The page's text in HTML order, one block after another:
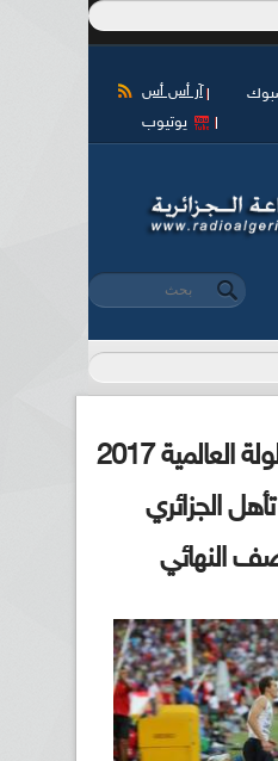
آر أس أس
يوتيوب
استمارة البحث
‏بحث ‏
ألعاب القوى-البطولة العالمية 2017
تأهل الجزائري
النهائي